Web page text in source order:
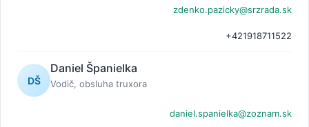
zdenko.pazicky@srzrada.sk
+421918711522
DŠ
Daniel Španielka
Vodič, obsluha truxora
daniel.spanielka@zoznam.sk